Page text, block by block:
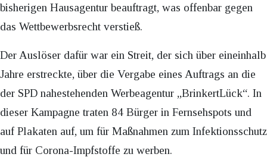
bisherigen Hausagentur beauftragt, was offenbar gegen
das Wettbewerbsrecht verstieß.
Der Auslöser dafür war ein Streit, der sich über eineinhalb
Jahre erstreckte, über die Vergabe eines Auftrags an die
der SPD nahestehenden Werbeagentur „BrinkertLück“. In
dieser Kampagne traten 84 Bürger in Fernsehspots und
auf Plakaten auf, um für Maßnahmen zum Infektionsschutz
und für Corona-Impfstoffe zu werben.